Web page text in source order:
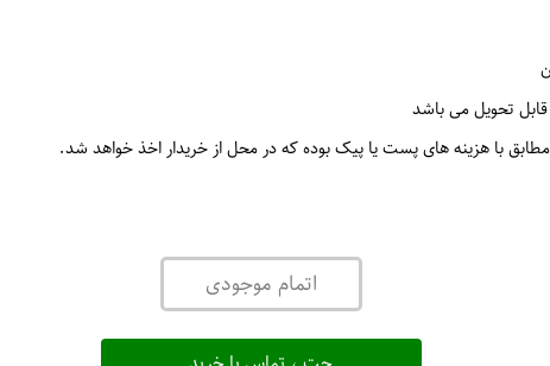
قابل تحویل می باشد
مطابق با هزینه های پست یا پیک بوده که در محل از خریدار اخذ خواهد شد.
اتمام موجودی